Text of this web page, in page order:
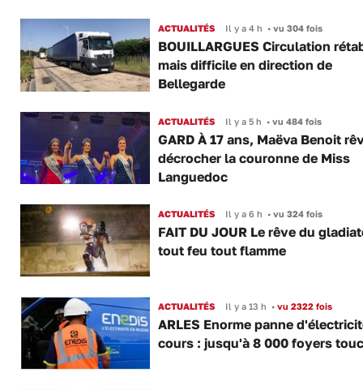
ACTUALITÉS Il y a 4 h •vu 304 fois
BOUILLARGUES Circulation
mais difficile en direction de
Bellegarde
ACTUALITÉS Il y a 5 h •vu 484 fois
GARD À 17 ans, Maëva Benoit
décrocher la couronne de Miss
Languedoc
ACTUALITÉS Il y a 6 h •vu 324 fois
FAIT DU JOUR Le rêve du
tout feu tout flamme
ACTUALITÉS Il y a 13 h •vu 2322 fois
ARLES Enorme panne
cours : jusqu'à 8 000 foyers